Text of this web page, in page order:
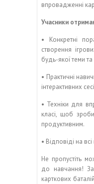
впровадженні
Учасники
• Конкретні
створення
будь-якої теми та
• Практичні
інтерактивних
• Техніки для
класі, щоб
продуктивним.
• Відповіді на
Не пропустіть
до навчання!
карткових